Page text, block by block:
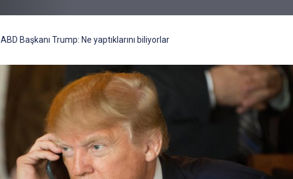
ABD Başkanı Trump: Ne yaptıklarını biliyorlar